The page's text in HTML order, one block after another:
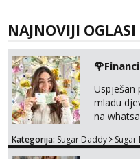
NAJNOVIJI OGLASI
Uspješan
mladu
na
Kategorija: Sugar Daddy